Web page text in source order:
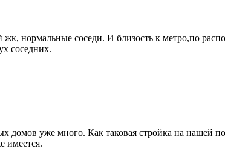
жк, нормальные соседи. И близость к метро,по
соседних.
домов уже много. Как таковая стройка на нашей
имеется.